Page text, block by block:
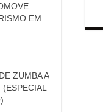
EM
ZUMBA A